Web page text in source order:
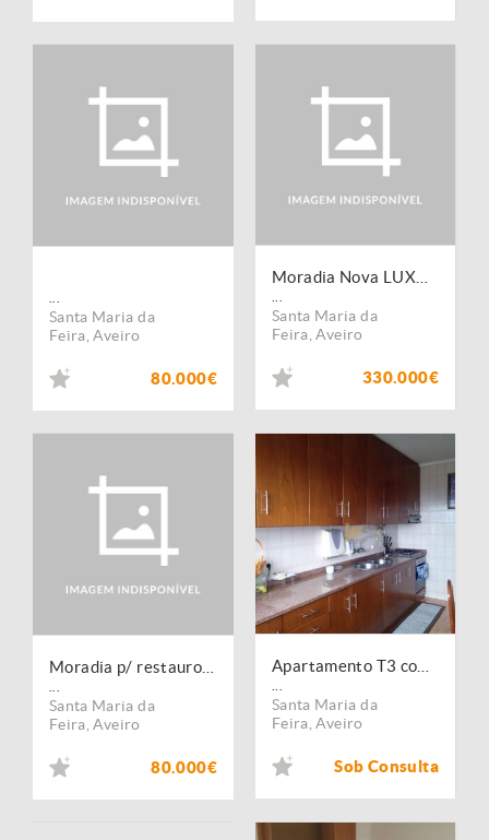
Santa Maria da
Feira ,Aveiro
80.000€
Santa Maria da
Feira ,Aveiro
330.000€
Santa Maria da
Feira ,Aveiro
80.000€
Santa Maria da
Feira ,Aveiro
Sob Consulta